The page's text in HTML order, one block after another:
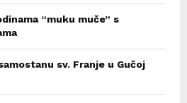
“muku muče” s
sv. Franje u Gučoj